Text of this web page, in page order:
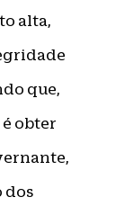
alta,
que,
obter
dos